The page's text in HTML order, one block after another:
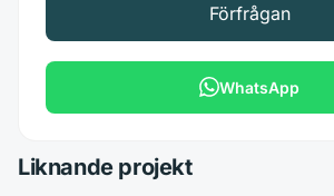
Förfrågan
WhatsApp
Liknande projekt